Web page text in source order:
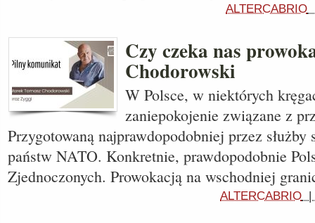
ALTERCABRIO
Czy czeka nas
Chodorowski
W Polsce, w niektórych
zaniepokojenie związane z
Przygotowaną najprawdopodobniej przez
państw NATO. Konkretnie, prawdopodobnie
Zjednoczonych. Prowokacją na wschodniej
ALTERCABRIO